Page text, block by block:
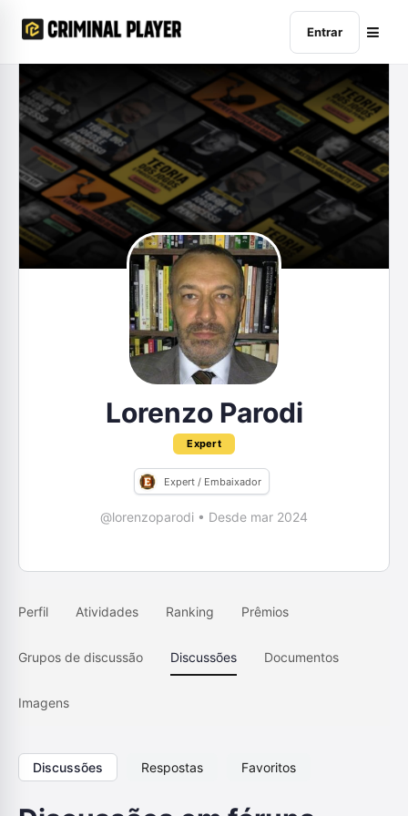
Entrar
Lorenzo Parodi
Expert
Expert / Embaixador
@lorenzoparodi • Desde mar 2024
Perfil Atividades Ranking Prêmios
Grupos de discussão Discussões Documentos
Imagens
Discussões Respostas Favoritos